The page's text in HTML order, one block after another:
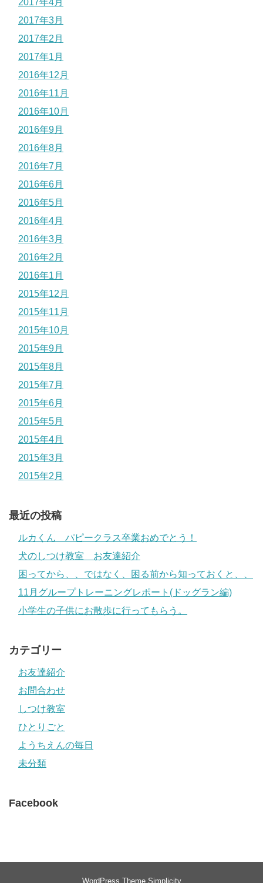
2017年4月
2017年3月
2017年2月
2017年1月
2016年12月
2016年11月
2016年10月
2016年9月
2016年8月
2016年7月
2016年6月
2016年5月
2016年4月
2016年3月
2016年2月
2016年1月
2015年12月
2015年11月
2015年10月
2015年9月
2015年8月
2015年7月
2015年6月
2015年5月
2015年4月
2015年3月
2015年2月
最近の投稿
ルカくん パピークラス卒業おめでとう！
犬のしつけ教室 お友達紹介
困ってから、、ではなく、困る前から知っておくと、、
11月グループトレーニングレポート(ドッグラン編)
小学生の子供にお散歩に行ってもらう。
カテゴリー
お友達紹介
お問合わせ
しつけ教室
ひとりごと
ようちえんの毎日
未分類
Facebook
WordPress Theme Simplicity